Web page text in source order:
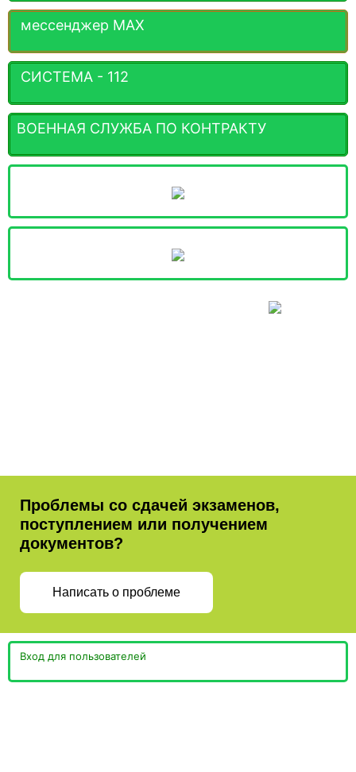
мессенджер MАХ
СИСТЕМА - 112
ВОЕННАЯ СЛУЖБА ПО КОНТРАКТУ
Проблемы со сдачей экзаменов,
поступлением или получением
документов?
Написать о проблеме
Вход для пользователей